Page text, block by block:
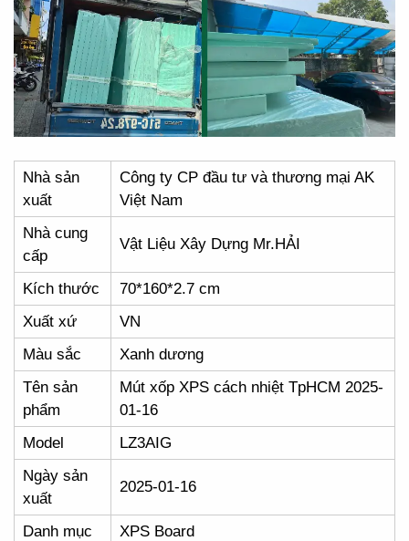
Nhà sản
xuất
Công ty CP đầu tư và thương mại AK
Việt Nam
Nhà cung
cấp
Vật Liệu Xây Dựng Mr.HẢI
Kích thước
70*160*2.7 cm
Xuất xứ
VN
Màu sắc
Xanh dương
Tên sản
phẩm
Mút xốp XPS cách nhiệt TpHCM 2025-
01-16
Model
LZ3AIG
Ngày sản
xuất
2025-01-16
Danh mục
XPS Board